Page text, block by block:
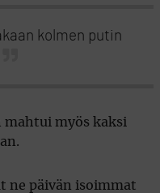
kolmen putin
mahtui myös kaksi
ne päivän isoimmat